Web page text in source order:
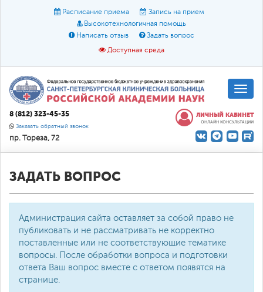
Расписание приема
Запись на прием
Высокотехнологичная помощь
Написать отзыв
Задать вопрос
Доступная среда
Размер шрифта: A A A
Цвет:
О доступной среде
8 (812) 323-45-35
Заказать обратный звонок
пр. Тореза, 72
ЛИЧНЫЙ КАБИНЕТ
ОНЛАЙН КОНСУЛЬТАЦИИ
ЗАДАТЬ ВОПРОС
Администрация сайта оставляет за собой право не
публиковать и не рассматривать не корректно
поставленные или не соответствующие тематике
вопросы. После обработки вопроса и подготовки
ответа Ваш вопрос вместе с ответом появятся на
странице.